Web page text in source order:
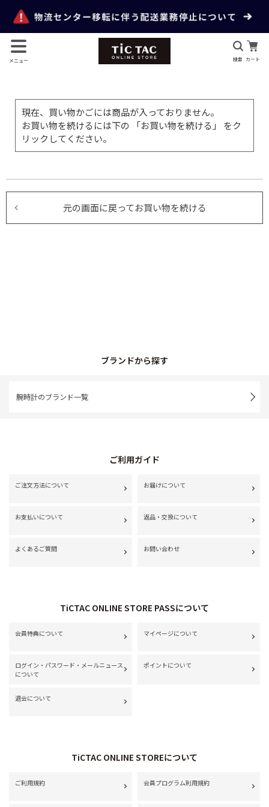
メニュー 検索 カート
現在、買い物かごには商品が入っておりません。
お買い物を続けるには下の 「お買い物を続ける」 をク
リックしてください。
元の画面に戻ってお買い物を続ける
ブランドから探す
腕時計のブランド一覧
ご利用ガイド
ご注文方法について お届けについて
お支払いについて 返品・交換について
よくあるご質問 お問い合わせ
TiCTAC ONLINE STORE PASSについて
会員特典について マイページについて
ログイン・パスワード・メールニュース
について
ポイントについて
退会について
TiCTAC ONLINE STOREについて
ご利用規約 会員プログラム利用規約